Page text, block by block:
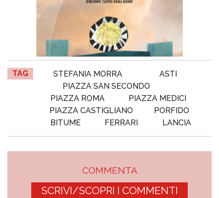
TAG STEFANIA MORRA
ASTI
PIAZZA SAN SECONDO
PIAZZA ROMA
PIAZZA MEDICI
PIAZZA CASTIGLIANO
PORFIDO
BITUME
FERRARI LANCIA
COMMENTA
SCRIVI/SCOPRI I COMMENTI